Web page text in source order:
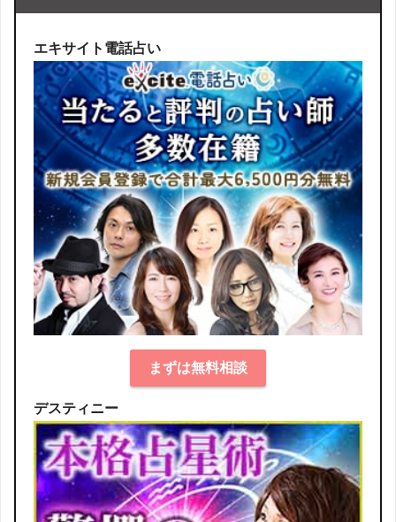
エキサイト電話占い
まずは無料相談
デスティニー